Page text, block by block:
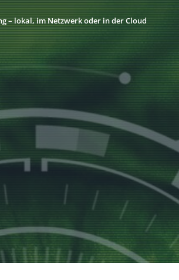
– lokal, im Netzwerk oder in der Cloud